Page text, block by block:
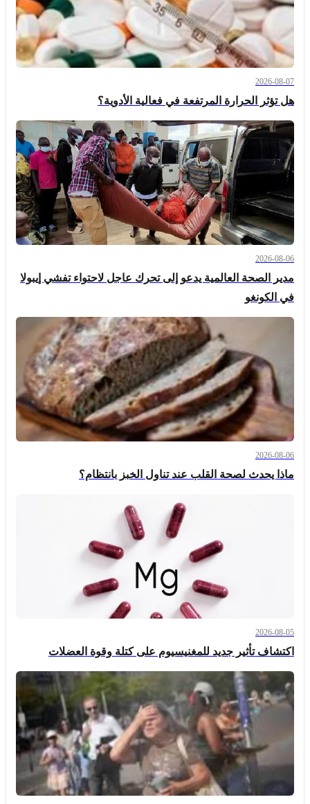
2026-08-07
هل تؤثر الحرارة المرتفعة في فعالية الأدوية؟
2026-08-06
مدير الصحة العالمية يدعو إلى تحرك عاجل لاحتواء تفشي إيبولا
في الكونغو
2026-08-06
ماذا يحدث لصحة القلب عند تناول الخبز بانتظام؟
2026-08-05
اكتشاف تأثير جديد للمغنيسيوم على كتلة وقوة العضلات